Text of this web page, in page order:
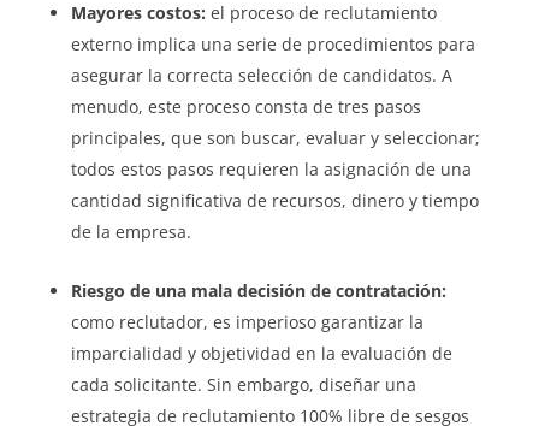
Mayores costos: el proceso de reclutamiento
externo implica una serie de procedimientos para
asegurar la correcta selección de candidatos. A
menudo, este proceso consta de tres pasos
principales, que son buscar, evaluar y seleccionar;
todos estos pasos requieren la asignación de una
cantidad significativa de recursos, dinero y tiempo
de la empresa.
Riesgo de una mala decisión de contratación:
como reclutador, es imperioso garantizar la
imparcialidad y objetividad en la evaluación de
cada solicitante. Sin embargo, diseñar una
estrategia de reclutamiento 100% libre de sesgos